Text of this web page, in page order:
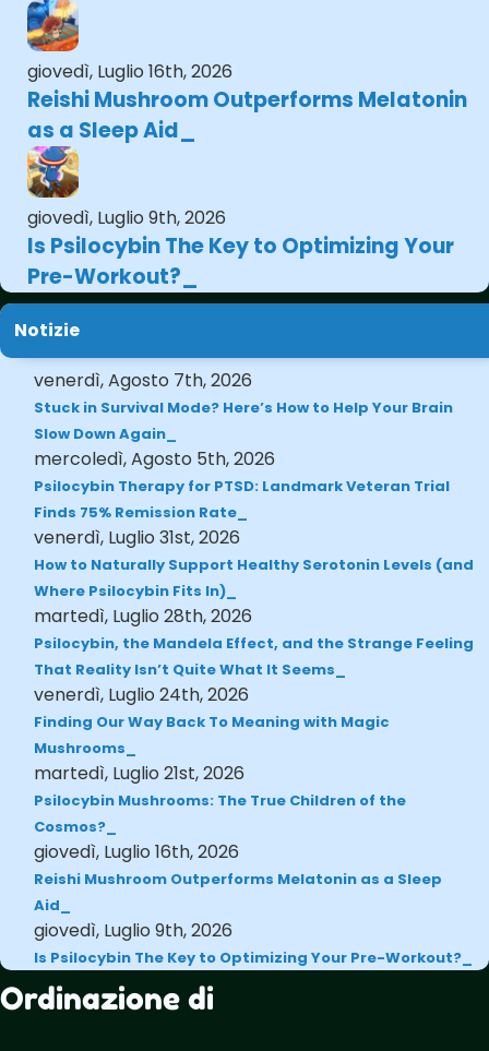
giovedì, Luglio 16th, 2026
Reishi Mushroom Outperforms Melatonin
as a Sleep Aid
giovedì, Luglio 9th, 2026
Is Psilocybin The Key to Optimizing Your
Pre-Workout?
Notizie
venerdì, Agosto 7th, 2026
Stuck in Survival Mode? Here’s How to Help Your Brain
Slow Down Again
mercoledì, Agosto 5th, 2026
Psilocybin Therapy for PTSD: Landmark Veteran Trial
Finds 75% Remission Rate
venerdì, Luglio 31st, 2026
How to Naturally Support Healthy Serotonin Levels (and
Where Psilocybin Fits In)
martedì, Luglio 28th, 2026
Psilocybin, the Mandela Effect, and the Strange Feeling
That Reality Isn’t Quite What It Seems
venerdì, Luglio 24th, 2026
Finding Our Way Back To Meaning with Magic
Mushrooms
martedì, Luglio 21st, 2026
Psilocybin Mushrooms: The True Children of the
Cosmos?
giovedì, Luglio 16th, 2026
Reishi Mushroom Outperforms Melatonin as a Sleep
Aid
giovedì, Luglio 9th, 2026
Is Psilocybin The Key to Optimizing Your Pre-Workout?
Ordinazione di